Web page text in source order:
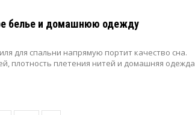
белье и домашнюю одежду
для спальни напрямую портит качество сна.
плотность плетения нитей и домашняя одежда